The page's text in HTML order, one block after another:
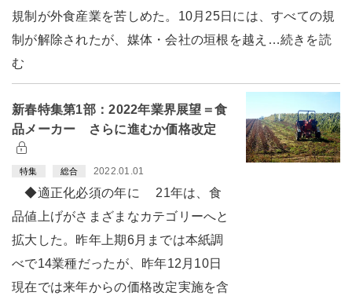
規制が外食産業を苦しめた。10月25日には、すべての規
制が解除されたが、媒体・会社の垣根を越え…続きを読
む
新春特集第1部：2022年業界展望＝食
品メーカー さらに進むか価格改定
特集 総合 2022.01.01
◆適正化必須の年に 21年は、食
品値上げがさまざまなカテゴリーへと
拡大した。昨年上期6月までは本紙調
べで14業種だったが、昨年12月10日
現在では来年からの価格改定実施を含